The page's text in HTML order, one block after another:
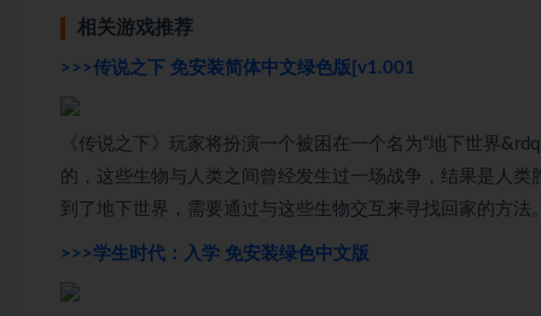
相关游戏推荐
>>>传说之下 免安装简体中文绿色版[v1.001
《传说之下》玩家将扮演一个被困在一个名为“地下世界
的，这些生物与人类之间曾经发生过一场战争，结果是人
到了地下世界，需要通过与这些生物交互来寻找回家的方法
>>>学生时代：入学 免安装绿色中文版